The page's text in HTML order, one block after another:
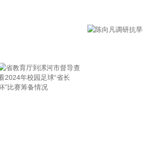
雨带发展旺盛，对上海市的影响呈现“风长雨强
点。 台风“白海豚”登陆后深入内陆的走向还存
不确定性，受到东西两环副热带高压的影响，
座
实省市安全生产